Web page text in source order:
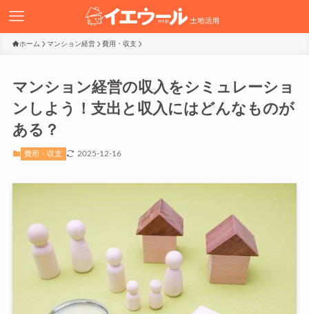
ホーム マンション経営 費用・収支
マンション経営の収入をシミュレーショ
ンしよう！支出と収入にはどんなものが
ある？
費用・収支 2025-12-16